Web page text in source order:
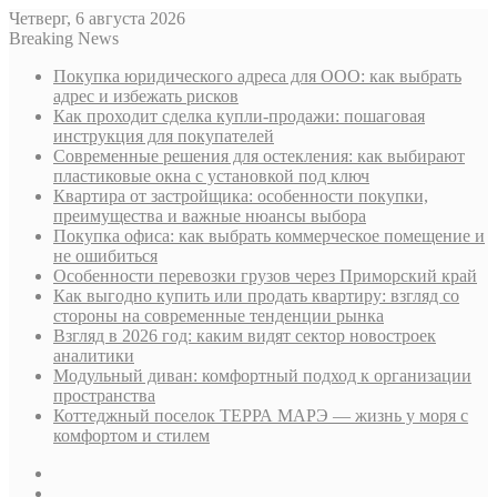
Четверг, 6 августа 2026
Breaking News
Покупка юридического адреса для ООО: как выбрать
адрес и избежать рисков
Как проходит сделка купли-продажи: пошаговая
инструкция для покупателей
Современные решения для остекления: как выбирают
пластиковые окна с установкой под ключ
Квартира от застройщика: особенности покупки,
преимущества и важные нюансы выбора
Покупка офиса: как выбрать коммерческое помещение и
не ошибиться
Особенности перевозки грузов через Приморский край
Как выгодно купить или продать квартиру: взгляд со
стороны на современные тенденции рынка
Взгляд в 2026 год: каким видят сектор новостроек
аналитики
Модульный диван: комфортный подход к организации
пространства
Коттеджный поселок ТЕРРА МАРЭ — жизнь у моря с
комфортом и стилем